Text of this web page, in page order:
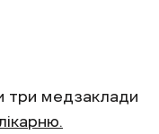
три медзаклади